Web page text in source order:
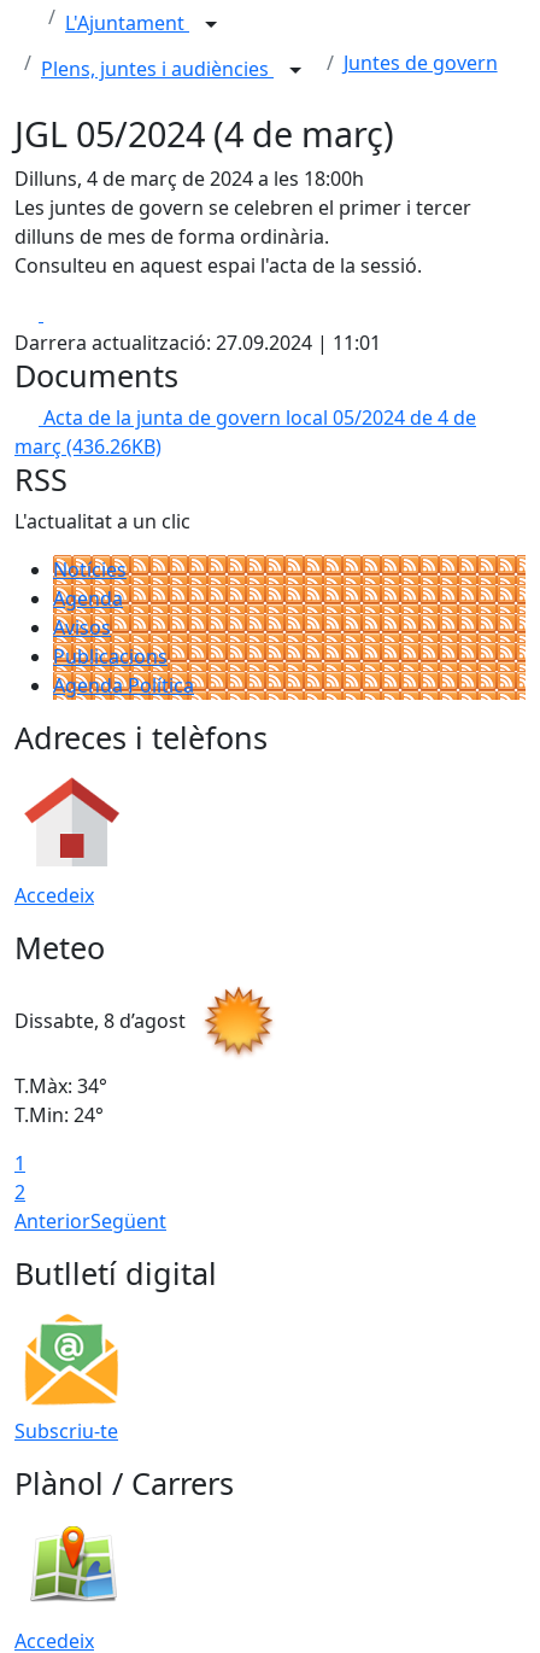
L'Ajuntament
Plens, juntes i audiències
Juntes de govern
JGL 05/2024 (4 de març)
Dilluns, 4 de març de 2024 a les 18:00h
Les juntes de govern se celebren el primer i tercer
dilluns de mes de forma ordinària.
Consulteu en aquest espai l'acta de la sessió.
Darrera actualització: 27.09.2024 | 11:01
Documents
Acta de la junta de govern local 05/2024 de 4 de
març (436.26KB)
RSS
L'actualitat a un clic
Notícies
Agenda
Avisos
Publicacions
Agenda Política
Adreces i telèfons
Accedeix
Meteo
Dissabte, 8 d’agost
T.Màx: 34°
T.Min: 24°
1
2
AnteriorSegüent
Butlletí digital
Subscriu-te
Plànol / Carrers
Accedeix